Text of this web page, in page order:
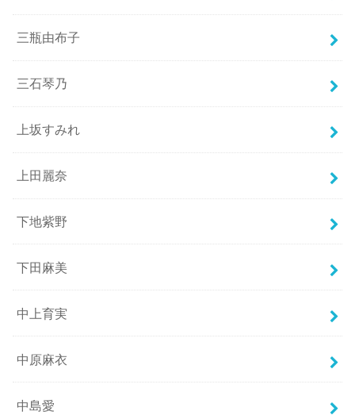
三瓶由布子
三石琴乃
上坂すみれ
上田麗奈
下地紫野
下田麻美
中上育実
中原麻衣
中島愛